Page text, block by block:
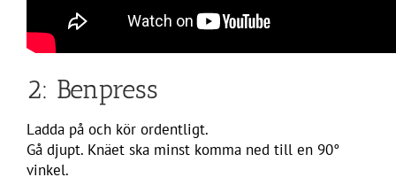
2: Benpress
Ladda på och kör ordentligt.
Gå djupt. Knäet ska minst komma ned till en 90°
vinkel.